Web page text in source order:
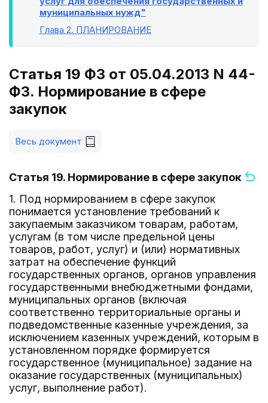
муниципальных нужд"
Глава 2. ПЛАНИРОВАНИЕ
Статья 19 ФЗ от 05.04.2013 N 44-
ФЗ. Нормирование в сфере
закупок
Весь документ
Статья 19. Нормирование в сфере закупок
1. Под нормированием в сфере закупок
понимается установление требований к
закупаемым заказчиком товарам, работам,
услугам (в том числе предельной цены
товаров, работ, услуг) и (или) нормативных
затрат на обеспечение функций
государственных органов, органов управления
государственными внебюджетными фондами,
муниципальных органов (включая
соответственно территориальные органы и
подведомственные казенные учреждения, за
исключением казенных учреждений, которым в
установленном порядке формируется
государственное (муниципальное) задание на
оказание государственных (муниципальных)
услуг, выполнение работ).